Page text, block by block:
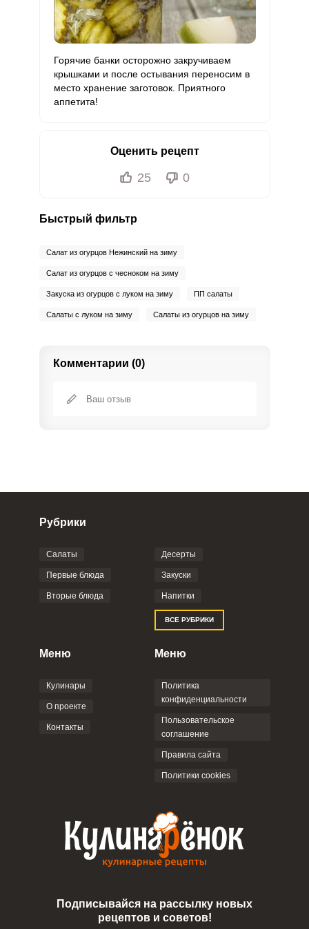
Бор 100 мкг 1200 мкг 0.7 4.2
Ванадий 0 20 мкг 0
Молибден 26.5 мкг 70 мкг 3.3 18.9
Горячие банки осторожно закручиваем
крышками и после остывания переносим в
место хранение заготовок. Приятного
аппетита!
Оценить рецепт
25 0
Быстрый фильтр
Салат из огурцов Нежинский на зиму
Салат из огурцов с чесноком на зиму
Закуска из огурцов с луком на зиму ПП салаты
Салаты с луком на зиму Салаты из огурцов на зиму
Комментарии (0)
Фото до 4 шт, до 5 mb
Отправляя эту форму, вы соглашаетесь с
Политикой
Пользовательским
соглашением
Рубрики
Салаты
Первые блюда
Вторые блюда
Десерты
Закуски
Напитки
ВСЕ РУБРИКИ
Меню
Кулинары
О проекте
Контакты
Меню
Политика
конфиденциальности
Пользовательское
соглашение
Правила сайта
Политики cookies
Подписывайся на рассылку новых
рецептов и советов!